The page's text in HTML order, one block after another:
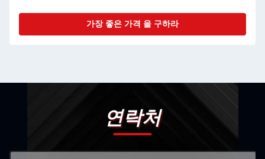
가장 좋은 가격 을 구하라
연락처